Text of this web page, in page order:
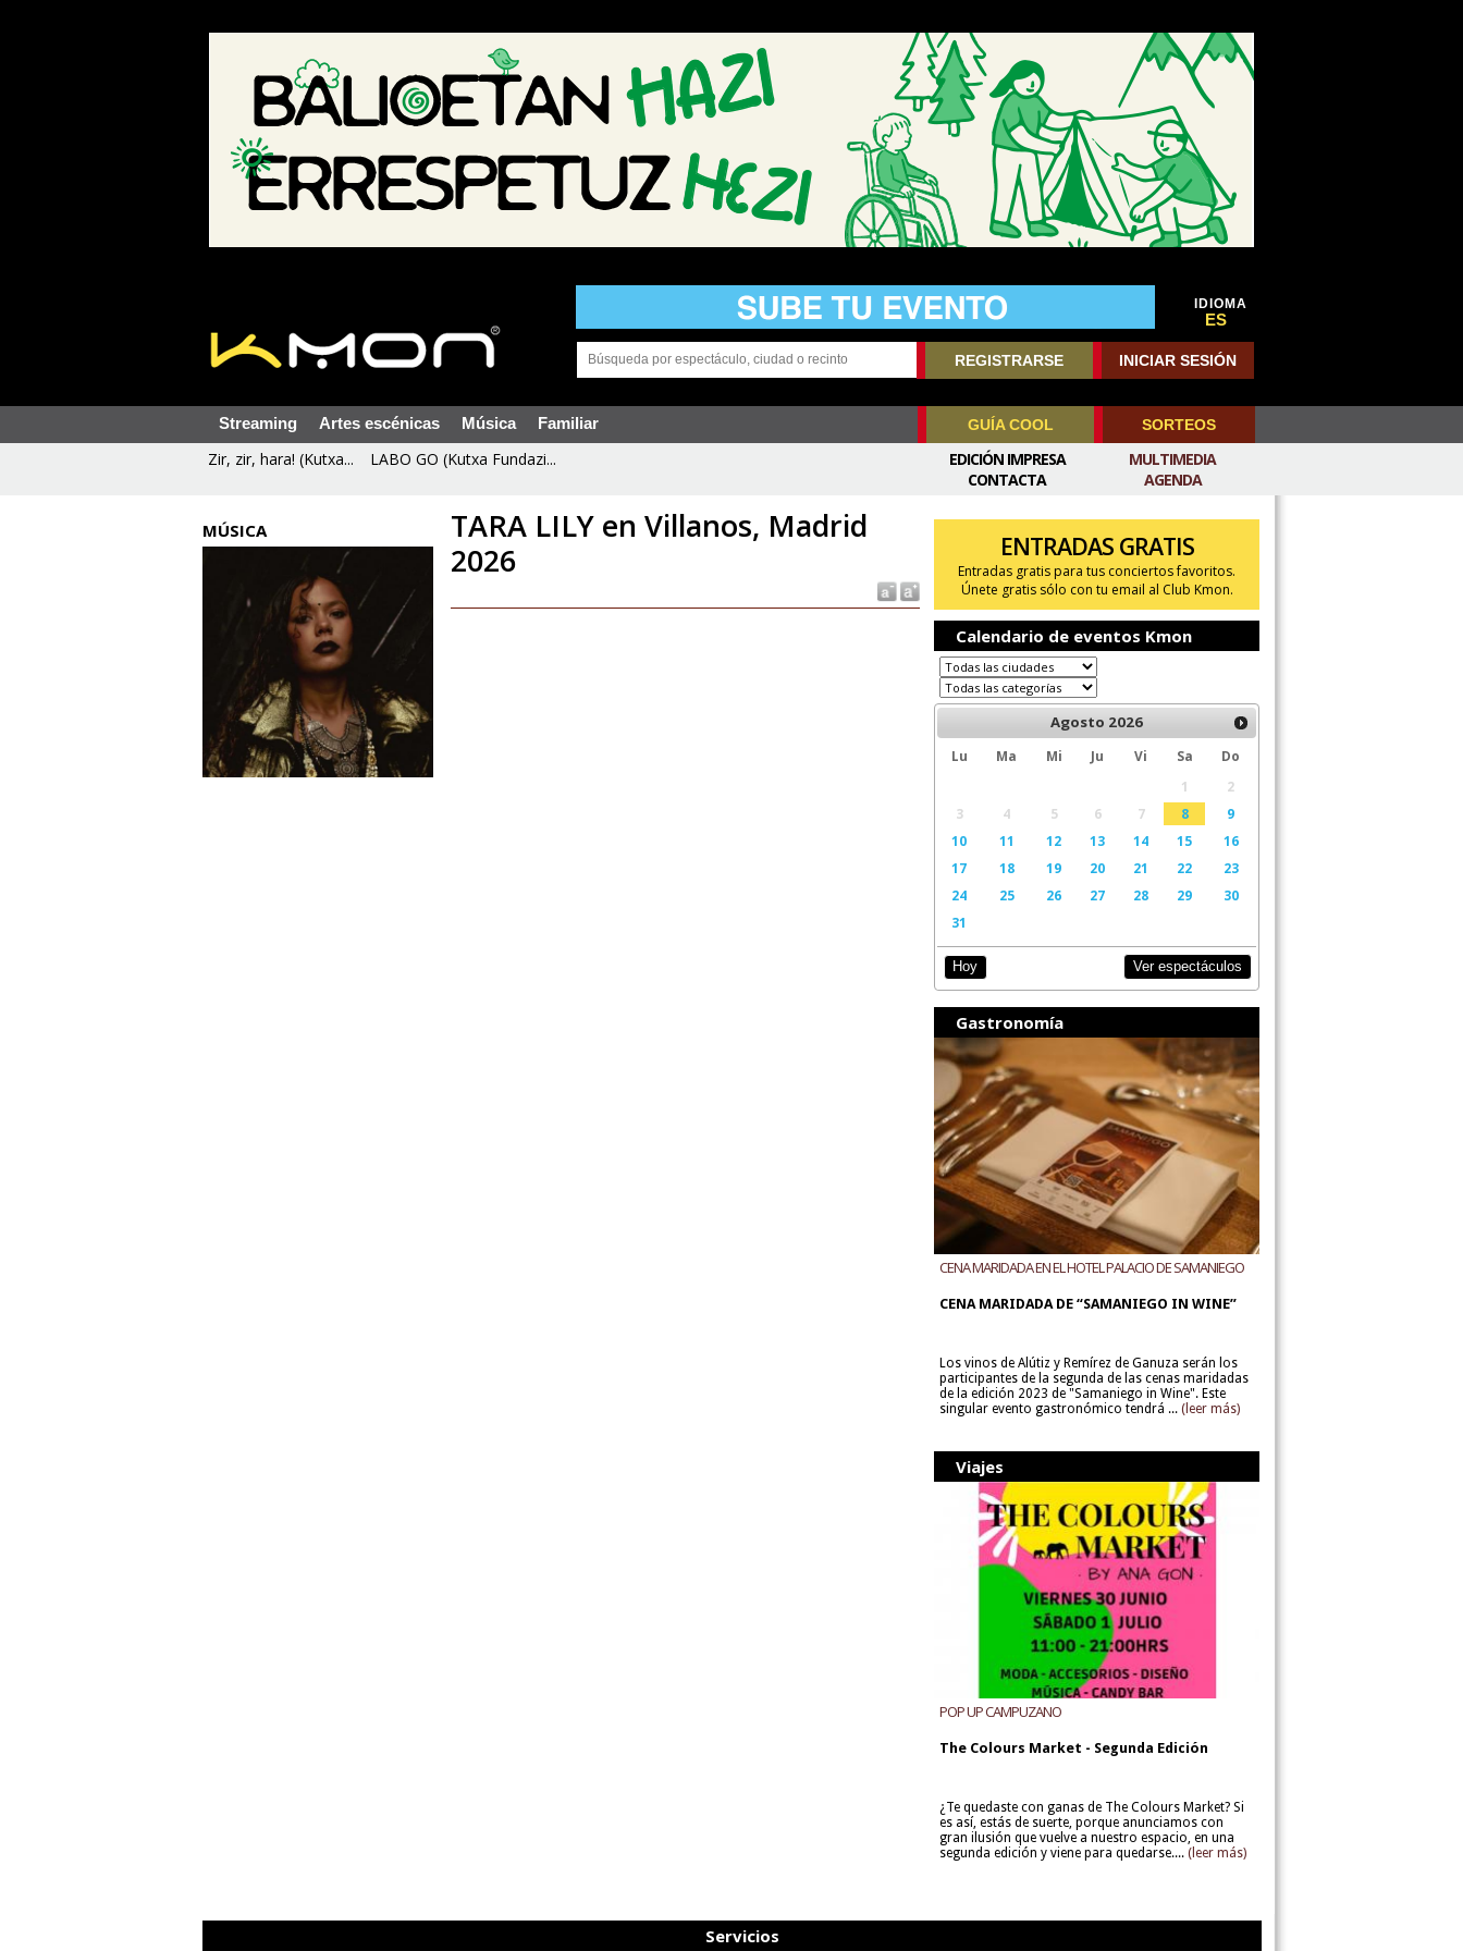
IDIOMA
ES
REGISTRARSE INICIAR SESIÓN
Streaming Artes escénicas Música Familiar GUÍA COOL SORTEOS
Zir, zir, hara! (Kutxa... LABO GO (Kutxa Fundazi...
MULTIMEDIA
AGENDA
EDICIÓN IMPRESA
CONTACTA
MÚSICA
TARA LILY en Villanos, Madrid
2026
ENTRADAS GRATIS
Entradas gratis para tus conciertos favoritos.
Únete gratis sólo con tu email al Club Kmon.
Calendario de eventos Kmon
Agosto 2026
Lu Ma Mi Ju Vi Sa
Do
1
2
3
4 5 6 7 8
9
10
11 12 13 14 15
16
17
18 19 20 21 22
23
24
25 26 27 28 29
30
31
Hoy Ver espectáculos
Gastronomía
CENA MARIDADA EN EL HOTEL PALACIO DE SAMANIEGO
CENA MARIDADA DE “SAMANIEGO IN WINE”
Los vinos de Alútiz y Remírez de Ganuza serán los
participantes de la segunda de las cenas maridadas
de la edición 2023 de "Samaniego in Wine". Este
singular evento gastronómico tendrá ... (leer más)
Viajes
POP UP CAMPUZANO
The Colours Market - Segunda Edición
¿Te quedaste con ganas de The Colours Market? Si
es así, estás de suerte, porque anunciamos con
gran ilusión que vuelve a nuestro espacio, en una
segunda edición y viene para quedarse.... (leer más)
Servicios